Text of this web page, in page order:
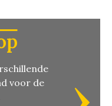
voor de